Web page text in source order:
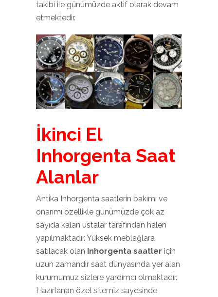
takibi ile günümüzde aktif olarak devam
etmektedir.
İkinci El
Inhorgenta Saat
Alanlar
Antika Inhorgenta saatlerin bakımı ve
onarımı özellikle günümüzde çok az
sayıda kalan ustalar tarafından halen
yapılmaktadır. Yüksek meblağlara
satılacak olan Inhorgenta saatler için
uzun zamandır saat dünyasında yer alan
kurumumuz sizlere yardımcı olmaktadır.
Hazırlanan özel sitemiz sayesinde